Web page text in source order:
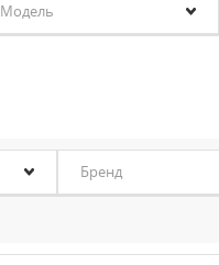
Модель
Бренд